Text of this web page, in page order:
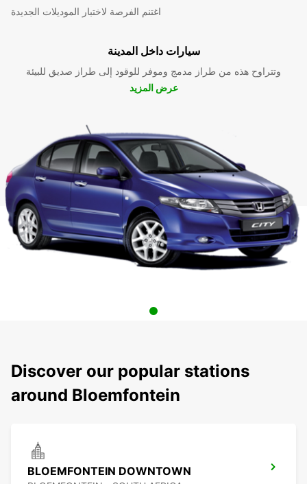
اغتنم الفرصة لاختبار الموديلات الجديدة
سيارات داخل المدينة
وتتراوح هذه من طراز مدمج وموفر للوقود إلى طراز صديق للبيئة
عرض المزيد
Discover our popular stations
around Bloemfontein
BLOEMFONTEIN DOWNTOWN